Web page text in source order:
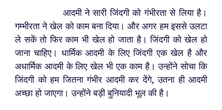
आदमी ने सारी जिंदगी को गंभीरता से लिया है।
गम्भीरता ने खेल को काम बना दिया। और अगर हम इससे उलटा
ले सकें तो फिर काम भी खेल हो जाता है। जिंदगी को खेल हो
जाना चाहिए। धार्मिक आदमी के लिए जिंदगी एक खेल है और
अधार्मिक आदमी के लिए खेल भी एक काम है। उन्होंने सोचा कि
जिंदगी को हम जितना गंभीर आदमी कर देंगे, उतना ही आदमी
अच्छा हो जाएगा। उन्होंने बड़ी बुनियादी भूल की है।